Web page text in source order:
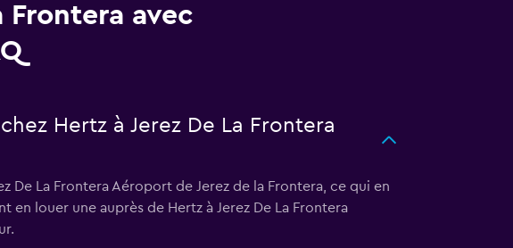
Frontera avec
Hertz à Jerez De La Frontera
De La Frontera Aéroport de Jerez de la Frontera, ce qui en
louer une auprès de Hertz à Jerez De La Frontera